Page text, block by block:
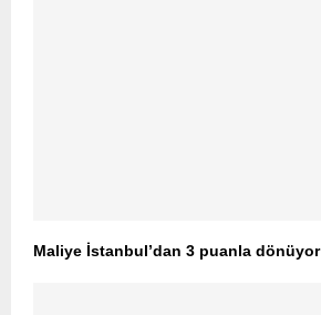
Maliye İstanbul’dan 3 puanla dönüyor